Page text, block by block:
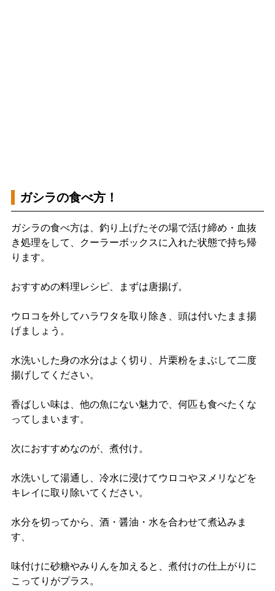
ガシラの食べ方！
ガシラの食べ方は、釣り上げたその場で活け締め・血抜
き処理をして、クーラーボックスに入れた状態で持ち帰
ります。
おすすめの料理レシピ、まずは唐揚げ。
ウロコを外してハラワタを取り除き、頭は付いたまま揚
げましょう。
水洗いした身の水分はよく切り、片栗粉をまぶして二度
揚げしてください。
香ばしい味は、他の魚にない魅力で、何匹も食べたくな
ってしまいます。
次におすすめなのが、煮付け。
水洗いして湯通し、冷水に浸けてウロコやヌメリなどを
キレイに取り除いてください。
水分を切ってから、酒・醤油・水を合わせて煮込みま
す、
味付けに砂糖やみりんを加えると、煮付けの仕上がりに
こってりがプラス。